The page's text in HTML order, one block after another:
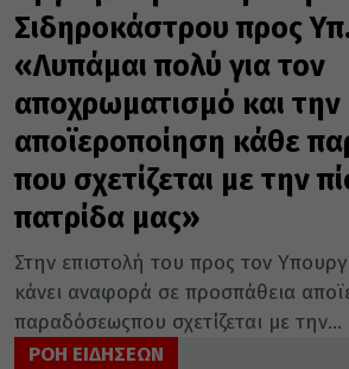
Σιδηροκάστρου προς
«Λυπάμαι πολύ για τον
αποχρωματισμό και την
αποϊεροποίηση κάθε
που σχετίζεται με την
πατρίδα μας»
Στην επιστολή του προς τον
κάνει αναφορά σε προσπάθεια
παραδόσεωςπου σχετίζεται με την...
ΡΟΗ ΕΙΔΗΣΕΩΝ